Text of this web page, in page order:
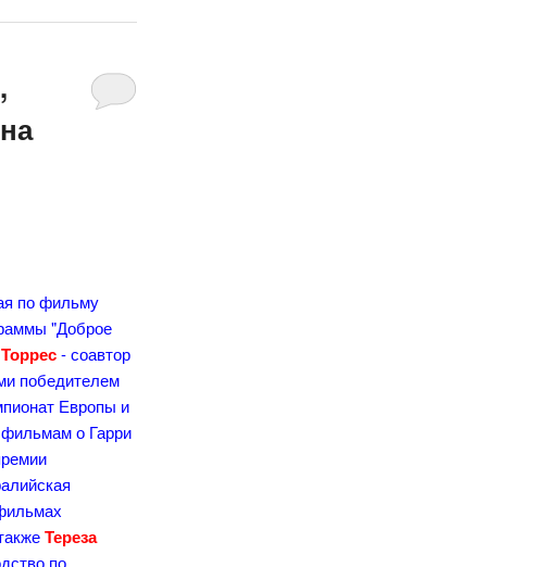
по фильму
"Доброе
- соавтор
победителем
Европы и
о Гарри
Тереза
по